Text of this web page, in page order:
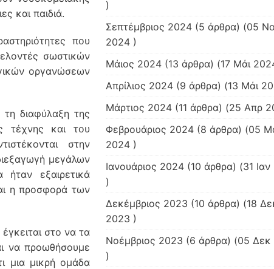
και παιδιά.
που
σωστικών
οργανώσεων
τη διαφύλαξη της
τέχνης και του
στην
μεγάλων
εξαιρετικά
η προσφορά των
στο να τα
να προωθήσουμε
μια μικρή ομάδα
)
Σεπτέμβριος 2024(5 άρθρα) (05
2024 )
Μάιος 2024(13 άρθρα) (17 Μάι
Απρίλιος 2024(9 άρθρα) (13 Μάι
Μάρτιος 2024(11 άρθρα) (25 Απρ
Φεβρουάριος 2024(8 άρθρα) (05
2024 )
Ιανουάριος 2024(10 άρθρα) (31
)
Δεκέμβριος 2023 (10 άρθρα) (18
2023 )
Νοέμβριος 2023 (6 άρθρα) (05 Δεκ
)